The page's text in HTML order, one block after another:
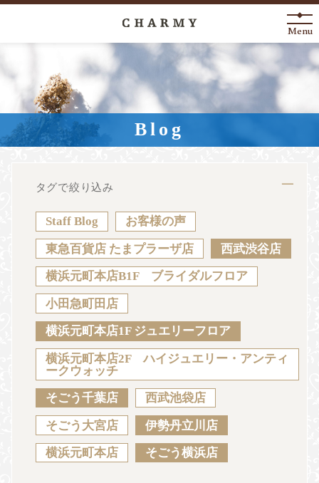
New Arrival
About
Engagement Ring
Anniversary
News Blog
Sustainability Voice Catalog
JA EN CH KO
Menu
Blog
タグで絞り込み
Staff Blog お客様の声
東急百貨店 たまプラーザ店 西武渋谷店
横浜元町本店B1F ブライダルフロア
小田急町田店
横浜元町本店1F ジュエリーフロア
横浜元町本店2F ハイジュエリー・アンティ
ークウォッチ
そごう千葉店 西武池袋店
そごう大宮店 伊勢丹立川店
横浜元町本店 そごう横浜店